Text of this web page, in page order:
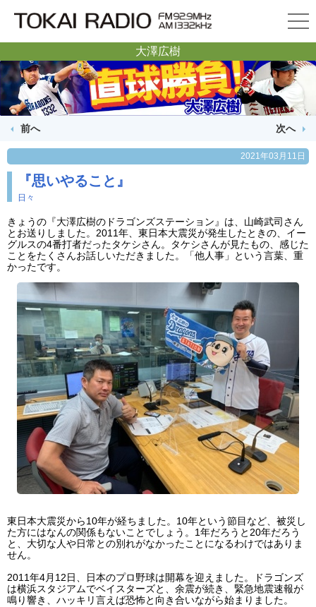
大澤広樹
前へ 次へ
2021年03月11日
『思いやること』
日々
きょうの『大澤広樹のドラゴンズステーション』は、山崎武司さん
とお送りしました。2011年、東日本大震災が発生したときの、イー
グルスの4番打者だったタケシさん。タケシさんが見たもの、感じた
ことをたくさんお話しいただきました。「他人事」という言葉、重
かったです。
東日本大震災から10年が経ちました。10年という節目など、被災し
た方にはなんの関係もないことでしょう。1年だろうと20年だろう
と、大切な人や日常との別れがなかったことになるわけではありま
せん。
2011年4月12日、日本のプロ野球は開幕を迎えました。ドラゴンズ
は横浜スタジアムでベイスターズと、余震が続き、緊急地震速報が
鳴り響き、ハッキリ言えば恐怖と向き合いながら始まりました。